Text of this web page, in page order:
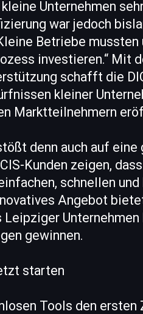
Unternehmen
war jedoch
Betriebe
investieren.“ Mit
schafft die
kleiner
Marktteilnehmern
denn auch auf eine
Kunden zeigen,
schnellen
Angebot
gewinnen.
starten
Tools den